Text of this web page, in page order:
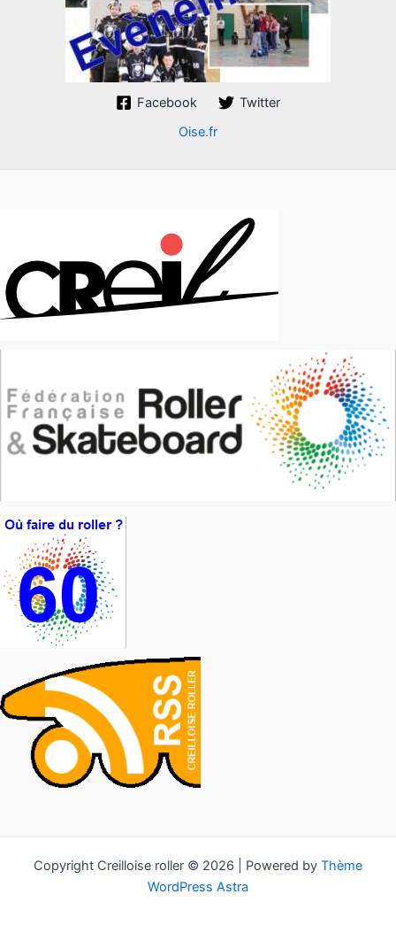
Facebook
Twitter
Oise.fr
Copyright Creilloise roller © 2026 | Powered by Thème
WordPress Astra